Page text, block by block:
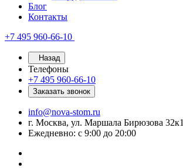
Блог
Контакты
+7 495 960-66-10
Назад
Телефоны
+7 495 960-66-10
Заказать звонок
info@nova-stom.ru
г. Москва, ул. Маршала Бирюзова 32к1
Ежедневно: с 9:00 до 20:00